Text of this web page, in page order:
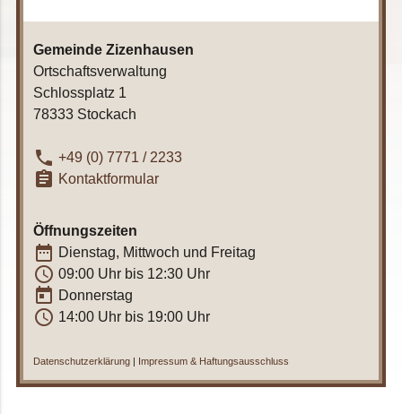
Gemeinde Zizenhausen
Ortschaftsverwaltung
Schlossplatz 1
78333 Stockach
phone +49 (0) 7771 / 2233
assignment Kontaktformular
Öffnungszeiten
date_range Dienstag, Mittwoch und Freitag
access_time 09:00 Uhr bis 12:30 Uhr
today Donnerstag
access_time 14:00 Uhr bis 19:00 Uhr
Datenschutzerklärung| Impressum & Haftungsausschluss